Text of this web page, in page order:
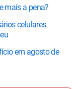
mais a pena?
celulares
em agosto de